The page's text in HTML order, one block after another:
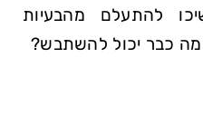
להתעלם מהבעיות
‌כבר יכול להשתבש?